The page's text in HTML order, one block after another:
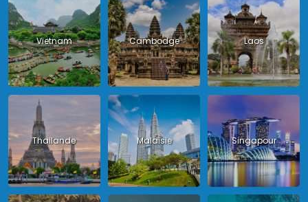
Vietnam Cambodge Laos
Thailande Malaisie Singapour